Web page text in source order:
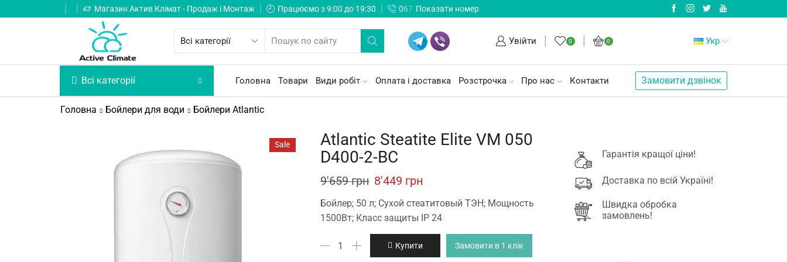
Магазин Актив Клімат - Продаж і Монтаж Працюємо з 9:00 до 19:30 067 Показати номер
Увійти 0 0 Укр
Всі категорії Головна Товари Види робіт Оплата і доставка Розстрочка Про нас Контакти Замовити дзвінок
Головна Бойлери для води Бойлери Atlantic
Sale
Atlantic Steatite Elite VM 050
D400-2-BC
9'659грн Original
price
was:
9'659 грн.
8'449 грн
price
is:
8'449 грн.
Бойлер; 50 л; Сухой стеатитовый ТЭН; Мощность
1500Вт; Класс защиты IP 24
Atlantic
Купити Замовити в 1 клік
Гарантія кращої ціни!
Доставка по всій Україні!
Швидка обробка
замовлень!